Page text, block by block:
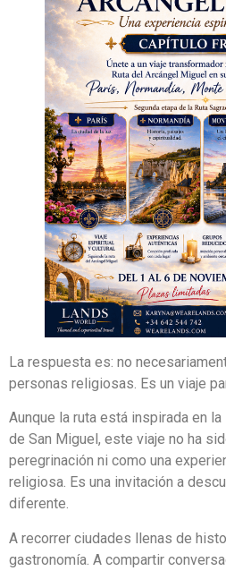
La respuesta es: no
personas religiosas. Es un viaje
Aunque la ruta está inspirada en
de San Miguel, este viaje no ha
peregrinación ni como una
religiosa. Es una invitación a
diferente.
A recorrer ciudades llenas de
gastronomía. A compartir